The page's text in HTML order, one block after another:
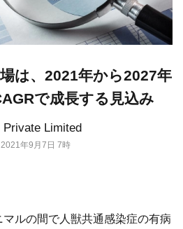
Private Limited
2021年9月7日 7時
は、2021年から2027年
で成長する見込み
ルの間で人獣共通感染症の有病